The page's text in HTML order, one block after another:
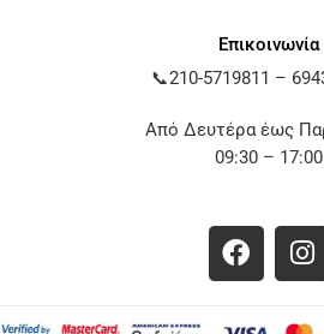
Επικοινωνία
📞210-5719811 –
Από Δευτέρα έως
09:30 – 17:00